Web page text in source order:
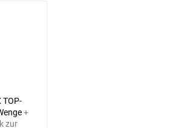
TOP-
+
zur